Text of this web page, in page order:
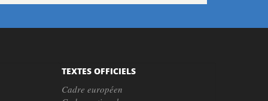
TEXTES OFFICIELS
Cadre européen